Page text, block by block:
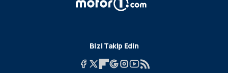
Bizi Takip Edin